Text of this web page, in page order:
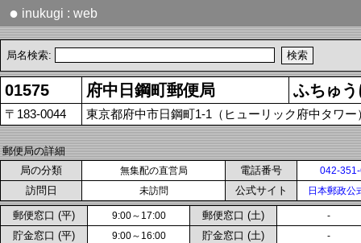
● inukugi : web
局名検索:
01575 府中日鋼町郵便局 ふちゅ
〒183-0044 東京都府中市日鋼町1-1（ヒューリック府中タワー
郵便局の詳細
局の分類
無集配の直営局 電話番号 042-
訪問日 未訪問 公式サイト 日本郵政公
郵便窓口 (平) 9:00～17:00 郵便窓口 (土) -
貯金窓口 (平) 9:00～16:00 貯金窓口 (土) -